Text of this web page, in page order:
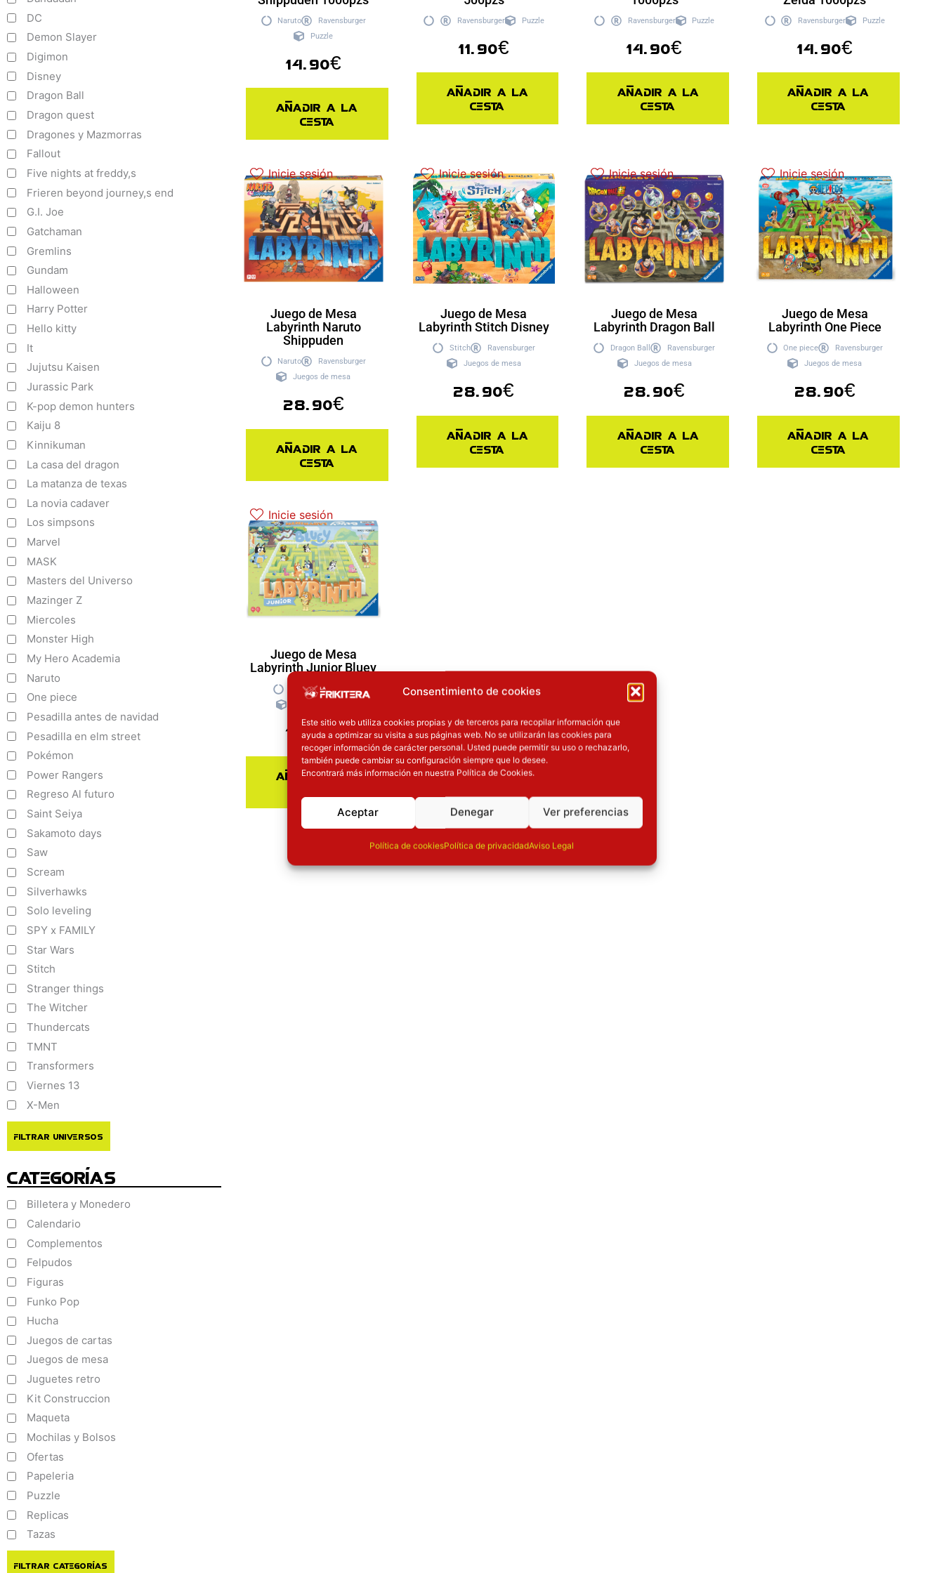
Consentimiento de cookies
Este sitio web utiliza cookies propias y de terceros para recopilar información que
ayuda a optimizar su visita a sus páginas web. No se utilizarán las cookies para
recoger información de carácter personal. Usted puede permitir su uso o rechazarlo,
también puede cambiar su configuración siempre que lo desee.
Encontrará más información en nuestra Política de Cookies.
Aceptar Denegar Ver preferencias
Política de cookiesPolítica de privacidadAviso Legal
DC
Demon Slayer
Digimon
Disney
Dragon Ball
Dragon quest
Dragones y Mazmorras
Fallout
Five nights at freddy,s
Frieren beyond journey,s end
G.I. Joe
Gatchaman
Gremlins
Gundam
Halloween
Harry Potter
Hello kitty
It
Jujutsu Kaisen
Jurassic Park
K-pop demon hunters
Kaiju 8
Kinnikuman
La casa del dragon
La matanza de texas
La novia cadaver
Los simpsons
Marvel
MASK
Masters del Universo
Mazinger Z
Miercoles
Monster High
My Hero Academia
Naruto
One piece
Pesadilla antes de navidad
Pesadilla en elm street
Pokémon
Power Rangers
Regreso Al futuro
Saint Seiya
Sakamoto days
Saw
Scream
Silverhawks
Solo leveling
SPY x FAMILY
Star Wars
Stitch
Stranger things
The Witcher
Thundercats
TMNT
Transformers
Viernes 13
X-Men
Filtrar Universos
Categorías
Billetera y Monedero
Calendario
Complementos
Felpudos
Figuras
Funko Pop
Hucha
Juegos de cartas
Juegos de mesa
Juguetes retro
Kit Construccion
Maqueta
Mochilas y Bolsos
Ofertas
Papeleria
Puzzle
Replicas
Tazas
Filtrar Categorías
Naruto
Ravensburger
Puzzle
14.90€
Añadir a la
cesta
Ravensburger Puzzle
11.90€
Añadir a la
cesta
Ravensburger Puzzle
14.90€
Añadir a la
cesta
Ravensburger Puzzle
14.90€
Añadir a la
cesta
Inicie sesión
Juego de Mesa
Labyrinth Naruto
Shippuden
Naruto
Ravensburger
Juegos de mesa
28.90€
Añadir a la
cesta
Inicie sesión
Juego de Mesa
Labyrinth Stitch Disney
Stitch
Ravensburger
Juegos de mesa
28.90€
Añadir a la
cesta
Inicie sesión
Juego de Mesa
Labyrinth Dragon Ball
Dragon Ball
Ravensburger
Juegos de mesa
28.90€
Añadir a la
cesta
Inicie sesión
Juego de Mesa
Labyrinth One Piece
One piece
Ravensburger
Juegos de mesa
28.90€
Añadir a la
cesta
Inicie sesión
Juego de Mesa
Labyrinth Junior Bluey
Ravensburger
19.90€
Añadir a la